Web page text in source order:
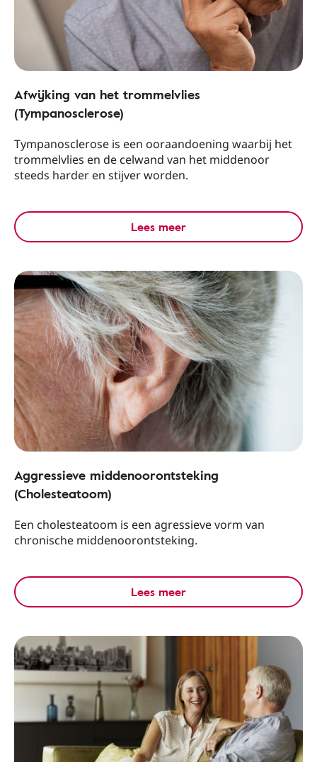
Afwijking van het trommelvlies
(Tympanosclerose)
Tympanosclerose is een ooraandoening waarbij het
trommelvlies en de celwand van het middenoor
steeds harder en stijver worden.
Lees meer
Aggressieve middenoorontsteking
(Cholesteatoom)
Een cholesteatoom is een agressieve vorm van
chronische middenoorontsteking.
Lees meer